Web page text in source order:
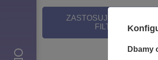
ZASTOSUJ WYBRANE
FILTRY
Dbamy